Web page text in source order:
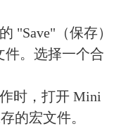
"Save"（保存）
件。选择一个合
时，打开 Mini
的宏文件。